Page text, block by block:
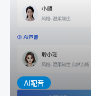
AI配音
音视频一键生成
室"中输入文本或录音，一
出